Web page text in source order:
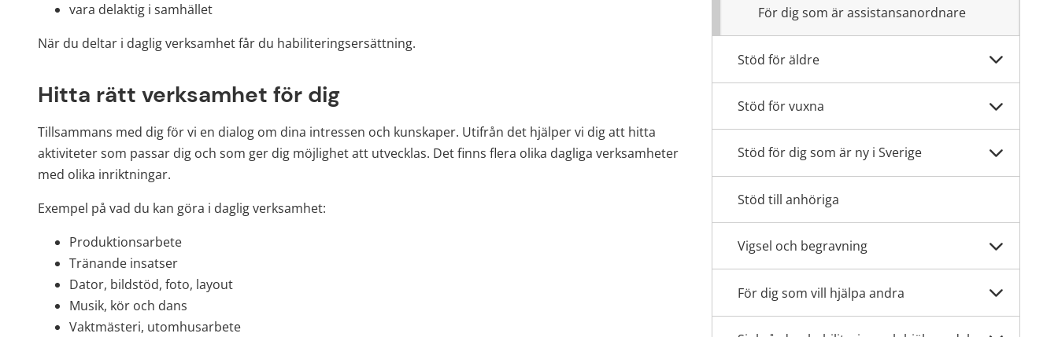
vara delaktig i samhället
När du deltar i daglig verksamhet får du habiliteringsersättning.
Hitta rätt verksamhet för dig
Tillsammans med dig för vi en dialog om dina intressen och kunskaper. Utifrån det hjälper vi dig att hitta
aktiviteter som passar dig och som ger dig möjlighet att utvecklas. Det finns flera olika dagliga verksamheter
med olika inriktningar.
Exempel på vad du kan göra i daglig verksamhet:
Produktionsarbete
Tränande insatser
Dator, bildstöd, foto, layout
Musik, kör och dans
Vaktmästeri, utomhusarbete
För dig som är assistansanordnare
Stöd för äldre
Stöd för vuxna
Stöd för dig som är ny i Sverige
Stöd till anhöriga
Vigsel och begravning
För dig som vill hjälpa andra